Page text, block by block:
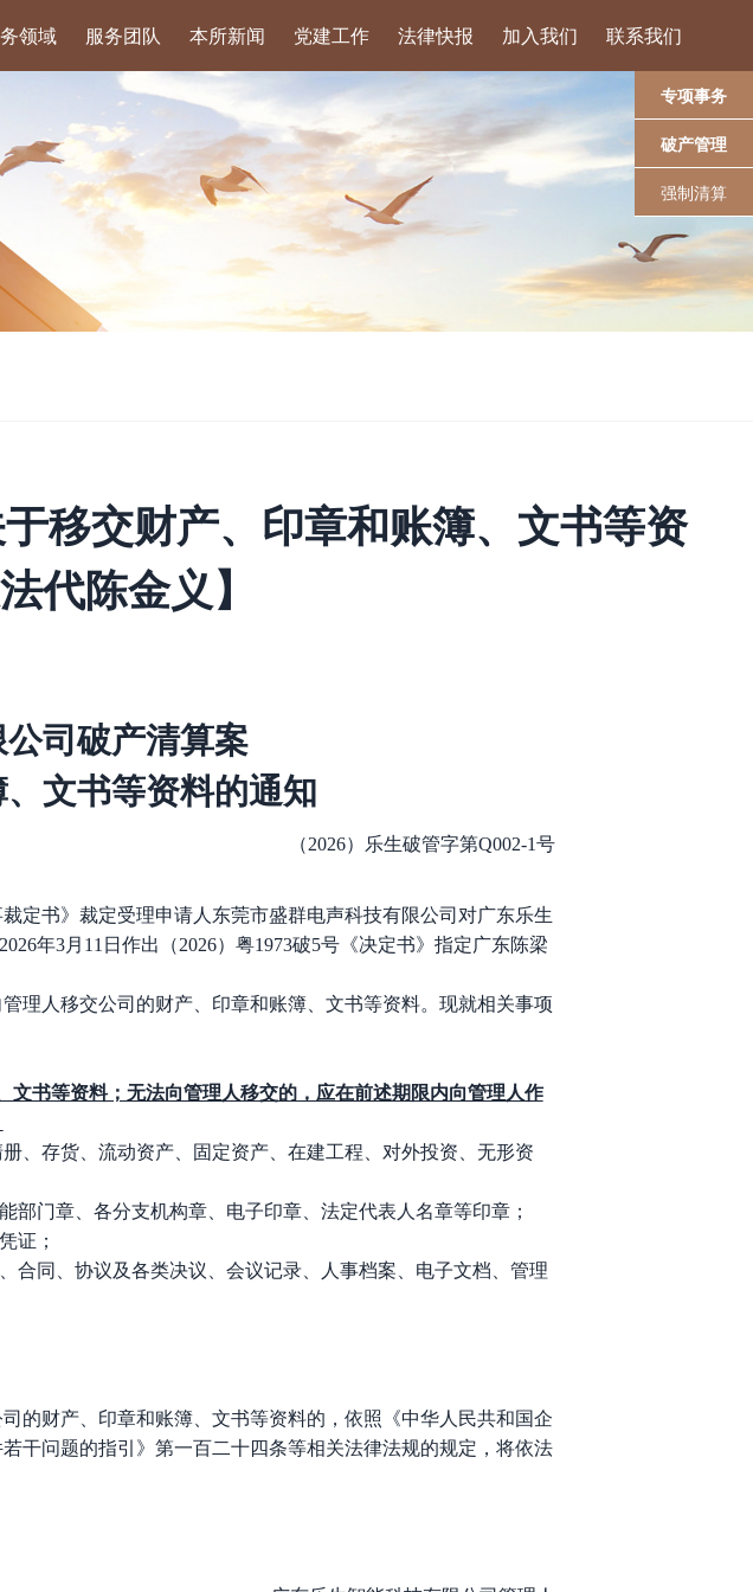
领域 服务团队 本所新闻 党建工作 法律快报 加入我们 联系我们
专项事务
破产管理
强制清算
移交财产、印章和账簿、文书等资
代陈金义】
司破产清算案
文书等资料的通知
（2026） 乐生破管字第Q002-1号
定书》裁定受理申请人东莞市盛群电声科技有限公司对广东乐生
年3月1 1 日作出（2026）粤1973破5号《决定书》指定广东陈梁
理人移交公司的财产、印章和账簿、文书等资料。现就相关事项
文书等资料；无法向管理人移交的，应在前述期限内向管理人作
、存货、流动资产、固定资产、在建工程、对外投资、无形资
门章、各分支机构章、电子印章、法定代表人名章等印章；
证；
合同、协议及各类决议、会议记录、人事档案、电子文档、管理
的财产、印章和账簿、文书等资料的，依照《中华人民共和国企
干问题的指引》第一百二十四条等相关法律法规的规定，将依法